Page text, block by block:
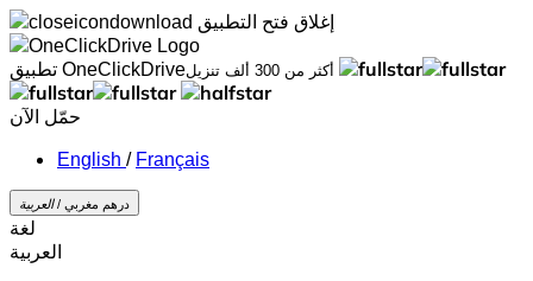
إغلاق فتح التطبيق
تطبيق OneClickDrive
أكثر من 300 ألف تنزيل
حمّل الآن
/ Français
درهم مغربي /‏العربية‏
لغة
‏العربية‏